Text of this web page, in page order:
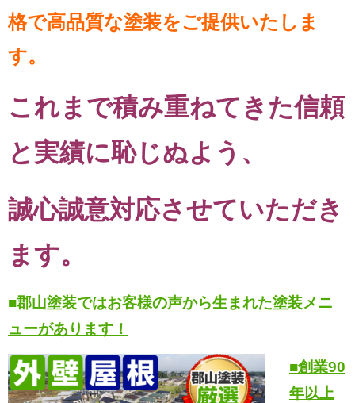
格で高品質な塗装をご提供いたしま
す。
これまで積み重ねてきた信頼
と実績に恥じぬよう、
誠心誠意対応させていただき
ます。
■郡山塗装ではお客様の声から生まれた塗装メニ
ューがあります！
■創業90
年以上